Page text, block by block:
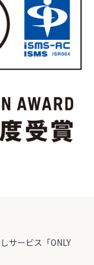
サービス「ONLY